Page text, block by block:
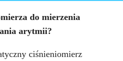
do mierzenia
arytmii?
ciśnieniomierz